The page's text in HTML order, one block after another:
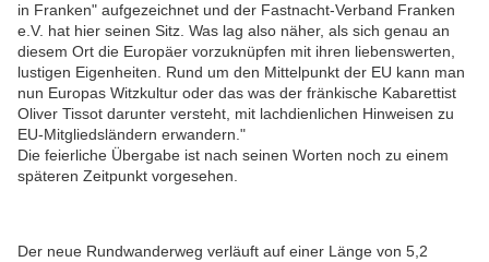
in Franken" aufgezeichnet und der Fastnacht-Verband Franken
e.V. hat hier seinen Sitz. Was lag also näher, als sich genau an
diesem Ort die Europäer vorzuknüpfen mit ihren liebenswerten,
lustigen Eigenheiten. Rund um den Mittelpunkt der EU kann man
nun Europas Witzkultur oder das was der fränkische Kabarettist
Oliver Tissot darunter versteht, mit lachdienlichen Hinweisen zu
EU-Mitgliedsländern erwandern."
Die feierliche Übergabe ist nach seinen Worten noch zu einem
späteren Zeitpunkt vorgesehen.
Der neue Rundwanderweg verläuft auf einer Länge von 5,2